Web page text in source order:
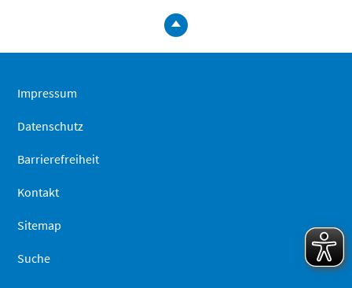
zum
Impressum
Datenschutz
Barrierefreiheit
Kontakt
Sitemap
Suche